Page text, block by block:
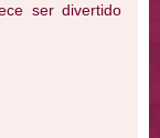
ser divertido